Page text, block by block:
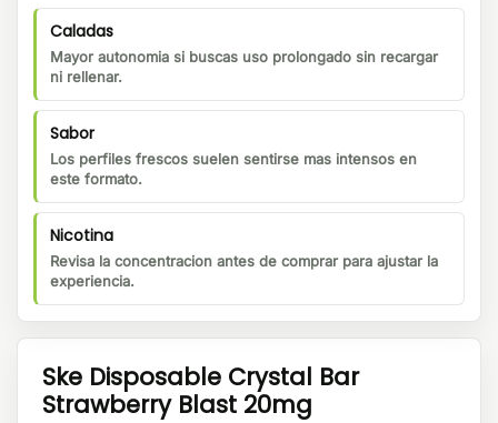
Caladas
Mayor autonomia si buscas uso prolongado sin recargar
ni rellenar.
Sabor
Los perfiles frescos suelen sentirse mas intensos en
este formato.
Nicotina
Revisa la concentracion antes de comprar para ajustar la
experiencia.
Ske Disposable Crystal Bar
Strawberry Blast 20mg